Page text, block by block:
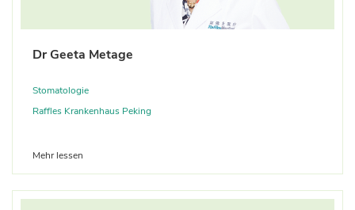
Dr Geeta Metage
Stomatologie
Raffles Krankenhaus Peking
Mehr lessen